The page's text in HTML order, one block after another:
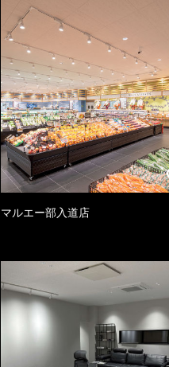
マルエー部入道店